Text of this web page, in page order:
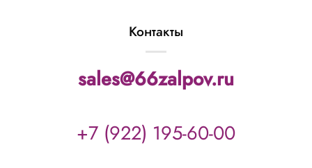
Контакты
sales@66zalpov.ru
+7 (922) 195-60-00